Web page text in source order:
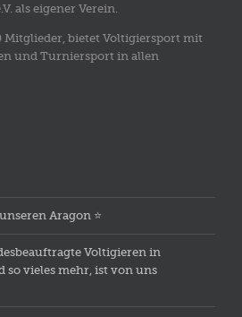
als eigener Verein.
Mitglieder, bietet Voltigiersport mit
und Turniersport in allen
Aragon ⭐️
Voltigieren in
so vieles mehr, ist von uns